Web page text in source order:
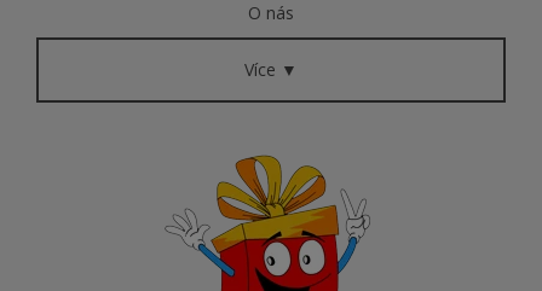
O nás
Více ▼